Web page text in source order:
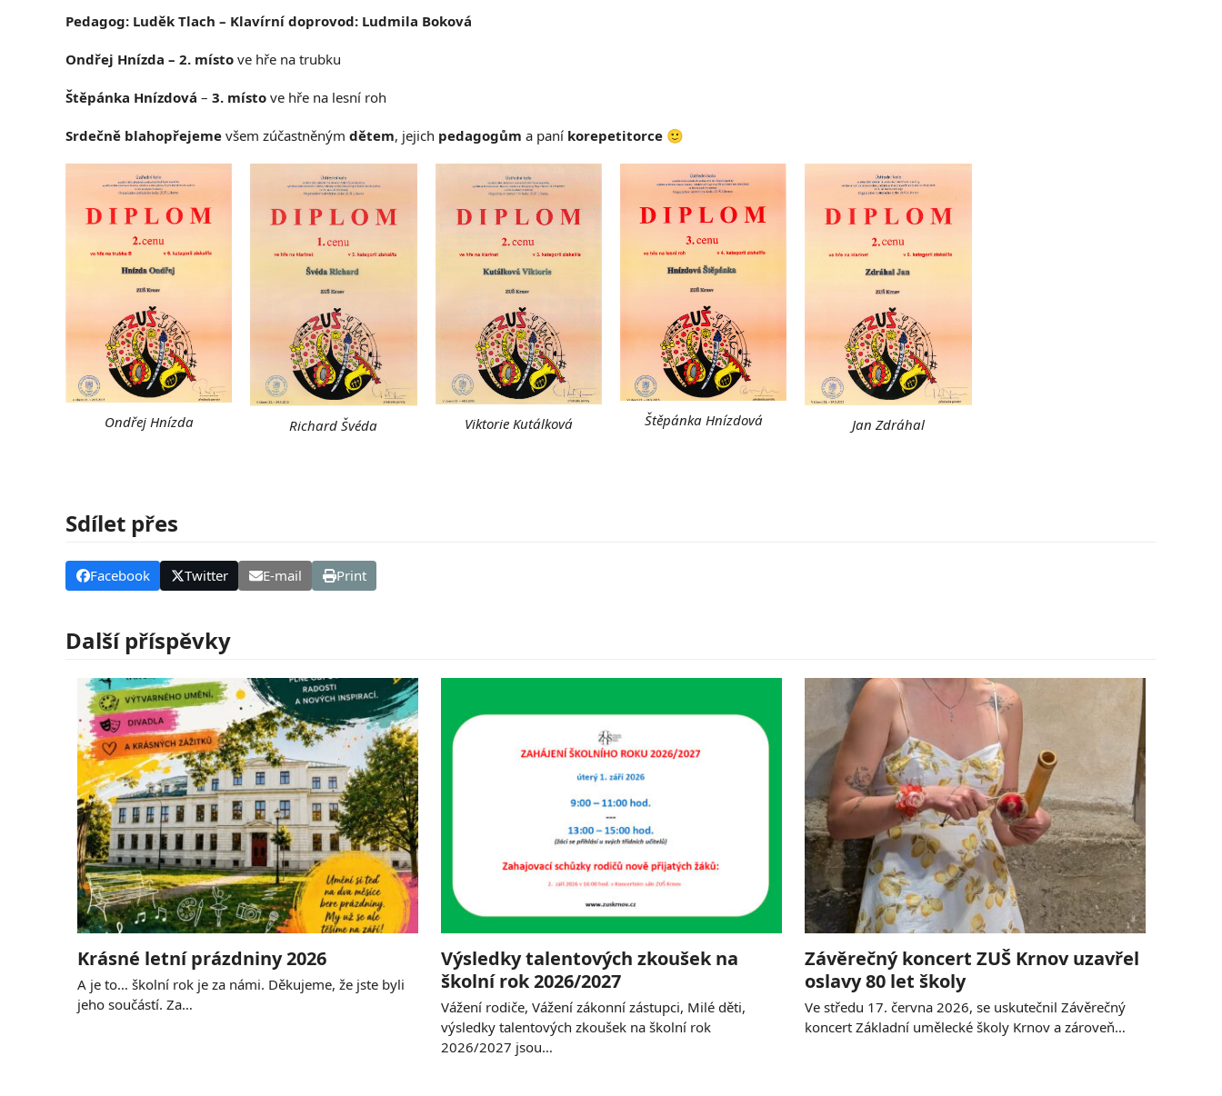
Pedagog: Luděk Tlach – Klavírní doprovod: Ludmila Boková
Ondřej Hnízda – 2. místo ve hře na trubku
Štěpánka Hnízdová – 3. místo ve hře na lesní roh
Srdečně blahopřejeme všem zúčastněným dětem, jejich pedagogům a paní korepetitorce 🙂
Ondřej Hnízda Richard Švéda Viktorie Kutálková Štěpánka Hnízdová Jan Zdráhal
Sdílet přes
Facebook Twitter E-mail Print
Další příspěvky
Krásné letní prázdniny 2026
A je to… školní rok je za námi. Děkujeme, že jste byli
jeho součástí. Za…
Výsledky talentových zkoušek na
školní rok 2026/2027
Vážení rodiče, Vážení zákonní zástupci, Milé děti,
výsledky talentových zkoušek na školní rok
2026/2027 jsou…
Závěrečný koncert ZUŠ Krnov uzavřel
oslavy 80 let školy
Ve středu 17. června 2026, se uskutečnil Závěrečný
koncert Základní umělecké školy Krnov a zároveň…